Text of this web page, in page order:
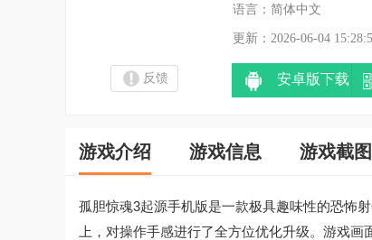
语言：简体中文
更新：2026-06-04
反馈 安卓版下载
游戏介绍 游戏信息 游戏截图
孤胆惊魂3起源手机版是一款极具趣味性的恐怖
上，对操作手感进行了全方位优化升级。游戏